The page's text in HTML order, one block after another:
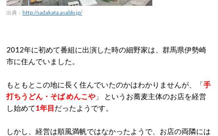
出典： http://sadakata.asablo.jp/
2012年に初めて番組に出演した時の細野家は、群馬県伊勢崎
市に住んでいました。
もともとこの地に長く住んでいたのかはわかりませんが、「手
打ちうどん・そば めんこや 」 というお蕎麦主体のお店を経営
し始めて1年目だったようです。
しかし、経営は順風満帆ではなかったようで、お店の両隣には